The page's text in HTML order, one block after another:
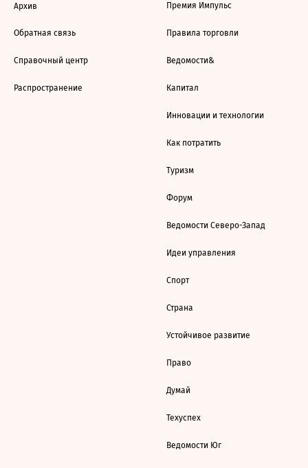
Архив
Обратная связь
Справочный центр
Распространение
Премия Импульс
Правила торговли
Ведомости&
Капитал
Инновации и технологии
Как потратить
Туризм
Форум
Ведомости Северо-Запад
Идеи управления
Спорт
Страна
Устойчивое развитие
Право
Думай
Техуспех
Ведомости Юг